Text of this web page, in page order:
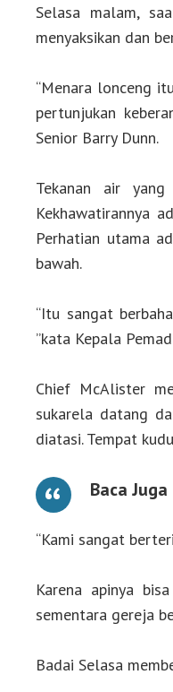
Selasa malam,
menyaksikan dan
“Menara lonceng
pertunjukan
Senior Barry Dunn.
Tekanan air
Kekhawatirannya
Perhatian utama
bawah.
“Itu sangat
”kata Kepala
Chief McAlister
sukarela datang
diatasi. Tempat
Baca Juga
“Kami sangat
Karena apinya
sementara gereja
Badai Selasa